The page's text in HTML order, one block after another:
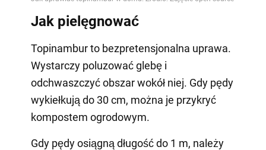
Jak pielęgnować
Topinambur to bezpretensjonalna uprawa.
Wystarczy poluzować glebę i
odchwaszczyć obszar wokół niej. Gdy pędy
wykiełkują do 30 cm, można je przykryć
kompostem ogrodowym.
Gdy pędy osiągną długość do 1 m, należy